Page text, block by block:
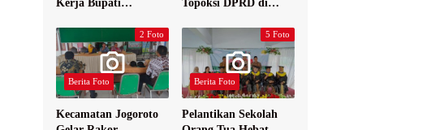
Kerja Bupati
Topoksi DPRD di
Yogyakarta
2 Foto
Berita Foto
Kecamatan Jogoroto
5 Foto
Berita Foto
Pelantikan Sekolah